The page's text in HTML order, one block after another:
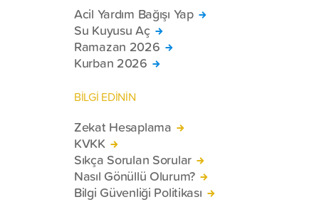
Acil Yardım Bağışı Yap
Su Kuyusu Aç
Ramazan 2026
Kurban 2026
BİLGİ EDİNİN
Zekat Hesaplama
KVKK
Sıkça Sorulan Sorular
Nasıl Gönüllü Olurum?
Bilgi Güvenliği Politikası